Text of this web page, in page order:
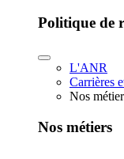
Politique de
L'ANR
Carrières
Nos
Nos métiers